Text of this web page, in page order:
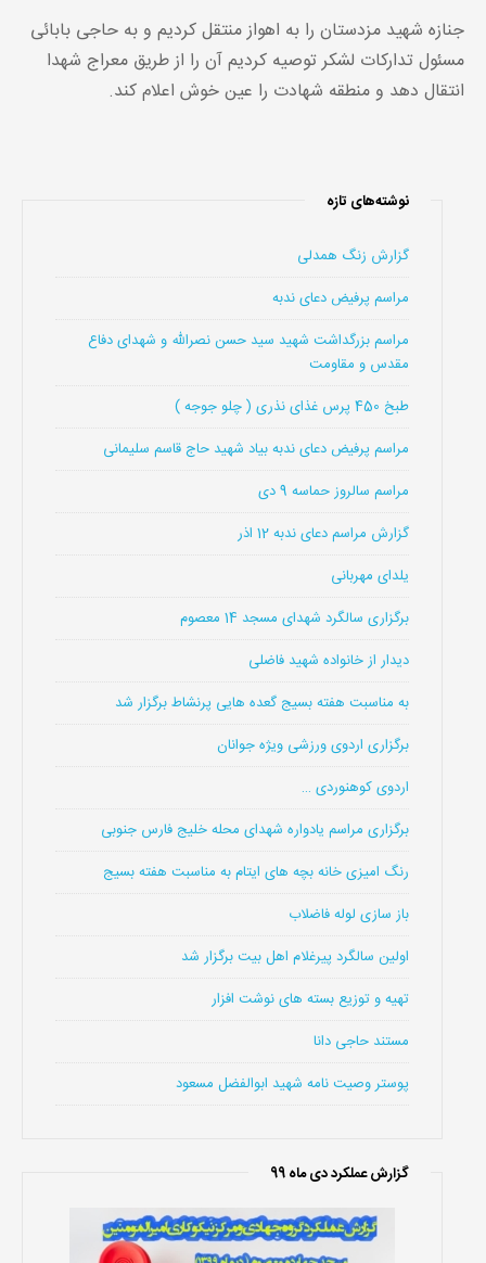
جنازه شهید مزدستان را به اهواز منتقل کردیم و به حاجی بابائی
مسئول تدارکات لشکر توصیه کردیم آن را از طریق معراج شهدا
انتقال دهد و منطقه شهادت را عین خوش اعلام کند.
نوشته‌های تازه
گزارش زنگ همدلی
مراسم پرفیض دعای ندبه
مراسم بزرگداشت شهید سید حسن نصرالله و شهدای دفاع
مقدس و مقاومت
طبخ 450 پرس غذای نذری ( چلو جوجه )
مراسم پرفیض دعای ندبه بیاد شهید حاج قاسم سلیمانی
مراسم سالروز حماسه 9 دی
گزارش مراسم دعای ندبه 12 اذر
یلدای مهربانی
برگزاری سالگرد شهدای مسجد 14 معصوم
دیدار از خانواده شهید فاضلی
به مناسبت هفته بسیج گعده هایی پرنشاط برگزار شد
برگزاری اردوی ورزشی ویژه جوانان
اردوی کوهنوردی …
برگزاری مراسم یادواره شهدای محله خلیج فارس جنوبی
رنگ امیزی خانه بچه های ایتام به مناسبت هفته بسیج
باز سازی لوله فاضلاب
اولین سالگرد پیرغلام اهل بیت برگزار شد
تهیه و توزیع بسته های نوشت افزار
مستند حاجی دانا
پوستر وصیت نامه شهید ابوالفضل مسعود
گزارش عملکرد دی ماه 99